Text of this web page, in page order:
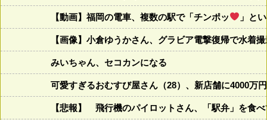
【動画】福岡の電車、複数の駅で「チンポッ 」と
【画像】小倉ゆうかさん、グラビア電撃復帰で水着
みいちゃん、セコカンになる
可愛すぎるおむすび屋さん（28）、新店舗に4000万
【悲報】 飛行機のパイロットさん、「駅弁」を食